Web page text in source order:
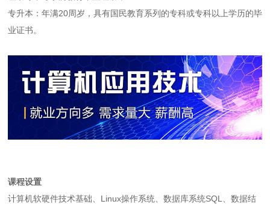
专升本：年满20周岁，具有国民教育系列的专科或专科以上学历的毕
业证书。
课程设置
计算机软硬件技术基础、Linux操作系统、数据库系统SQL、数据结